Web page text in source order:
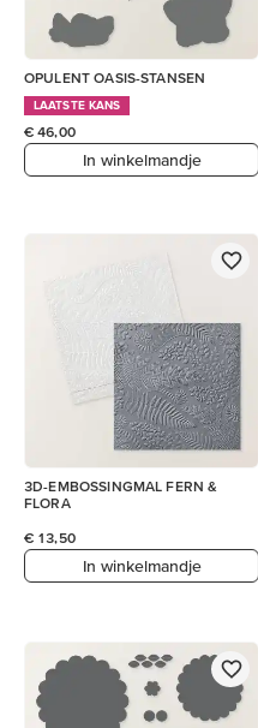
OPULENT OASIS-STANSEN
LAATSTE KANS
€ 46,00
In winkelmandje
3D-EMBOSSINGMAL FERN &
FLORA
€ 13,50
In winkelmandje